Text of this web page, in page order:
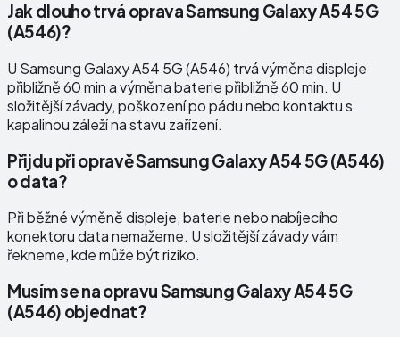
Jak dlouho trvá oprava Samsung Galaxy A54 5G
(A546)?
U Samsung Galaxy A54 5G (A546) trvá výměna displeje
přibližně 60 min a výměna baterie přibližně 60 min. U
složitější závady, poškození po pádu nebo kontaktu s
kapalinou záleží na stavu zařízení.
Přijdu při opravě Samsung Galaxy A54 5G (A546)
o data?
Při běžné výměně displeje, baterie nebo nabíjecího
konektoru data nemažeme. U složitější závady vám
řekneme, kde může být riziko.
Musím se na opravu Samsung Galaxy A54 5G
(A546) objednat?